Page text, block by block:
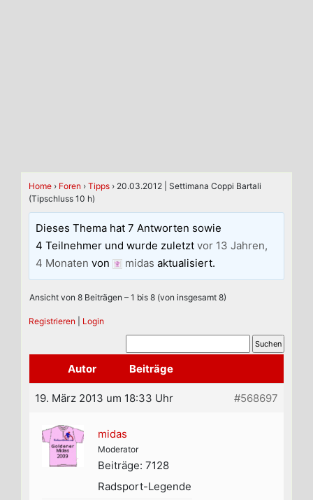
Home › Foren › Tipps › 20.03.2012 | Settimana Coppi Bartali
(Tipschluss 10 h)
Dieses Thema hat 7 Antworten sowie
4 Teilnehmer und wurde zuletztvor 13 Jahren,
4 Monaten von midas aktualisiert.
Ansicht von 8 Beiträgen – 1 bis 8 (von insgesamt 8)
Registrieren Login
Autor Beiträge
19. März 2013 um 18:33 Uhr #568697
midas
Moderator
Beiträge: 7128
Radsport-Legende